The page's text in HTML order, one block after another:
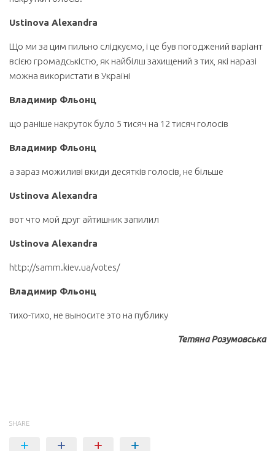
Ustinova Alexandra
Що ми за цим пильно слідкуємо, і це був погоджений варіант
всією громадськістю, як найбілш захищений з тих, які наразі
можна використати в Україні
Владимир Фльонц
що раніше накруток було 5 тисяч на 12 тисяч голосів
Владимир Фльонц
а зараз можиливі вкиди десятків голосів, не більше
Ustinova Alexandra
вот что мой друг айтишник запилил
Ustinova Alexandra
http://samm.kiev.ua/votes/
Владимир Фльонц
тихо-тихо, не выносите это на публику
Тетяна Розумовська
SHARE